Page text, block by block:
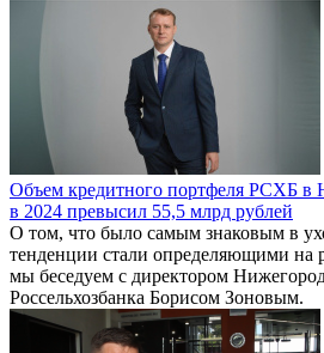
Объем кредитного портфеля РСХБ в
в 2024 превысил 55,5 млрд рублей
О том, что было самым знаковым в
тенденции стали определяющими на
мы беседуем с директором
Россельхозбанка Борисом Зоновым.